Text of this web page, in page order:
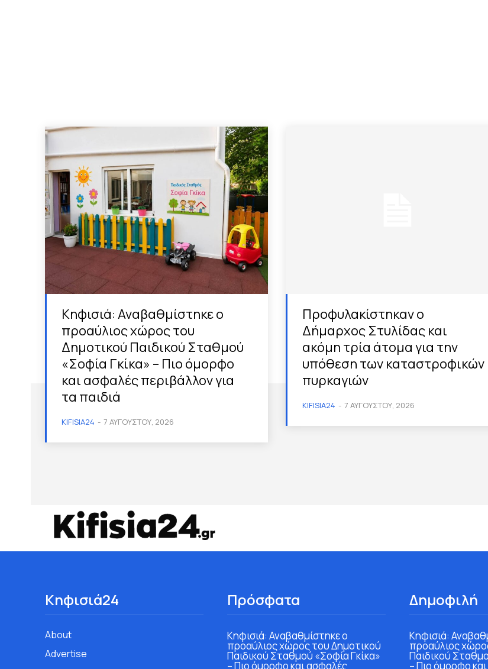
Κηφισιά: Αναβαθμίστηκε ο
προαύλιος χώρος του
Δημοτικού Παιδικού Σταθμού
«Σοφία Γκίκα» – Πιο όμορφο
και ασφαλές περιβάλλον για
τα παιδιά
KIFISIA24 - 7 ΑΥΓΟΎΣΤΟΥ, 2026
Προφυλακίστηκαν ο
Δήμαρχος Στυλίδας και
ακόμη τρία άτομα για την
υπόθεση των καταστροφικών
πυρκαγιών
KIFISIA24 - 7 ΑΥΓΟΎΣΤΟΥ, 2026
Κηφισιά24
About
Advertise
Πρόσφατα
Κηφισιά: Αναβαθμίστηκε ο
προαύλιος χώρος του Δημοτικού
Παιδικού Σταθμού «Σοφία Γκίκα»
– Πιο όμορφο και ασφαλές
Δημοφιλή
Κηφισιά:
προαύλιος
Παιδικού
– Πιο όμορφο